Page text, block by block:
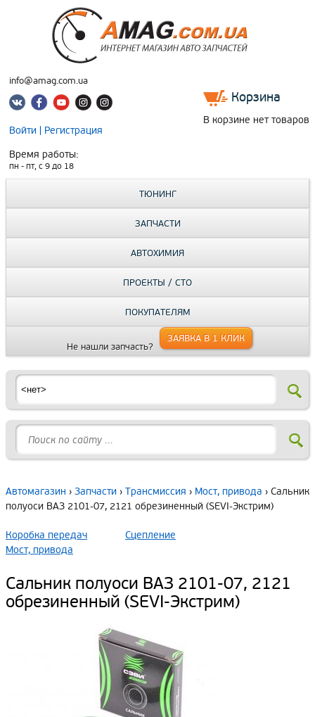
info@amag.com.ua
Войти | Регистрация
Время работы:
пн - пт, c 9 до 18
Корзина
В корзине нет товаров
ТЮНИНГ
ЗАПЧАСТИ
АВТОХИМИЯ
ПРОЕКТЫ / СТО
ПОКУПАТЕЛЯМ
Не нашли запчасть?
ЗАЯВКА В 1 КЛИК
Автомагазин › Запчасти › Трансмиссия › Мост, привода › Сальник
полуоси ВАЗ 2101-07, 2121 обрезиненный (SEVI-Экстрим)
Коробка передач
Сцепление
Мост, привода
Сальник полуоси ВАЗ 2101-07, 2121
обрезиненный (SEVI-Экстрим)